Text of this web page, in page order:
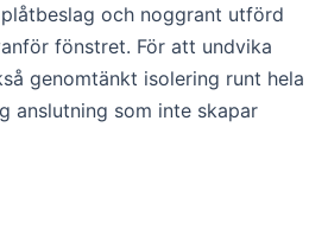
och noggrant utförd
fönstret. För att undvika
genomtänkt isolering runt hela
anslutning som inte skapar